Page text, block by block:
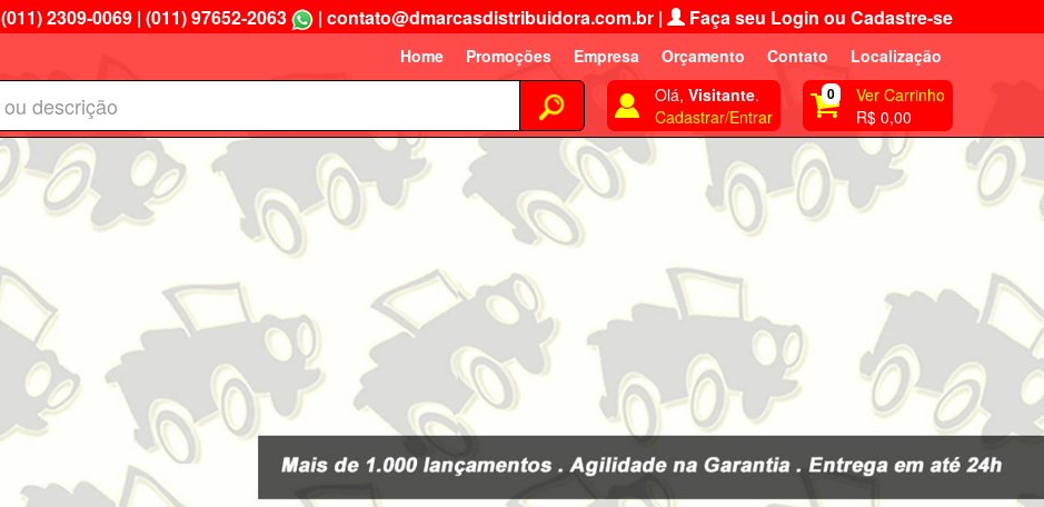
(011) 2309-0069 | (011) 97652-2063 | contato@dmarcasdistribuidora.com.br | Faça seu Login ou Cadastre-se
Home Promoções Empresa Orçamento Contato
Localização
Olá, Visitante.
Cadastrar/Entrar
0
Ver Carrinho
R$ 0,00